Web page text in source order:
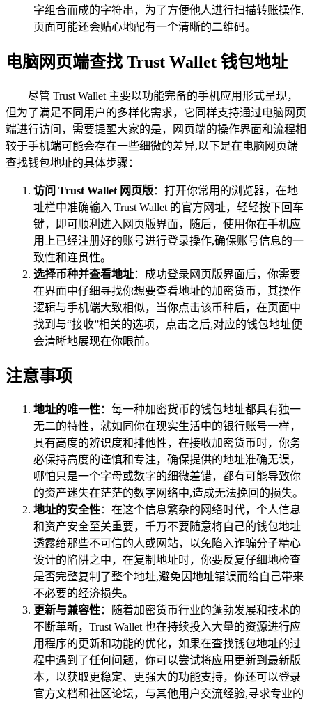
字组合而成的字符串，为了方便他人进行扫描转账操作,
页面可能还会贴心地配有一个清晰的二维码。
电脑网页端查找 Trust Wallet 钱包地址
尽管 Trust Wallet 主要以功能完备的手机应用形式呈现，
但为了满足不同用户的多样化需求，它同样支持通过电脑网页
端进行访问，需要提醒大家的是，网页端的操作界面和流程相
较于手机端可能会存在一些细微的差异,以下是在电脑网页端
查找钱包地址的具体步骤：
访问 Trust Wallet 网页版：打开你常用的浏览器，在地
址栏中准确输入 Trust Wallet 的官方网址，轻轻按下回车
键，即可顺利进入网页版界面，随后，使用你在手机应
用上已经注册好的账号进行登录操作,确保账号信息的一
致性和连贯性。
选择币种并查看地址：成功登录网页版界面后，你需要
在界面中仔细寻找你想要查看地址的加密货币，其操作
逻辑与手机端大致相似，当你点击该币种后，在页面中
找到与“接收”相关的选项，点击之后,对应的钱包地址便
会清晰地展现在你眼前。
注意事项
地址的唯一性：每一种加密货币的钱包地址都具有独一
无二的特性，就如同你在现实生活中的银行账号一样，
具有高度的辨识度和排他性，在接收加密货币时，你务
必保持高度的谨慎和专注，确保提供的地址准确无误，
哪怕只是一个字母或数字的细微差错，都有可能导致你
的资产迷失在茫茫的数字网络中,造成无法挽回的损失。
地址的安全性：在这个信息繁杂的网络时代，个人信息
和资产安全至关重要，千万不要随意将自己的钱包地址
透露给那些不可信的人或网站，以免陷入诈骗分子精心
设计的陷阱之中，在复制地址时，你要反复仔细地检查
是否完整复制了整个地址,避免因地址错误而给自己带来
不必要的经济损失。
更新与兼容性：随着加密货币行业的蓬勃发展和技术的
不断革新，Trust Wallet 也在持续投入大量的资源进行应
用程序的更新和功能的优化，如果在查找钱包地址的过
程中遇到了任何问题，你可以尝试将应用更新到最新版
本，以获取更稳定、更强大的功能支持，你还可以登录
官方文档和社区论坛，与其他用户交流经验,寻求专业的